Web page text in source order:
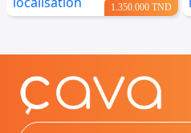
1.350.000 TND